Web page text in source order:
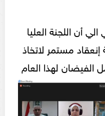
أن اللجنة العليا
إنعقاد مستمر لاتخاذ
الفيضان لهذا العام